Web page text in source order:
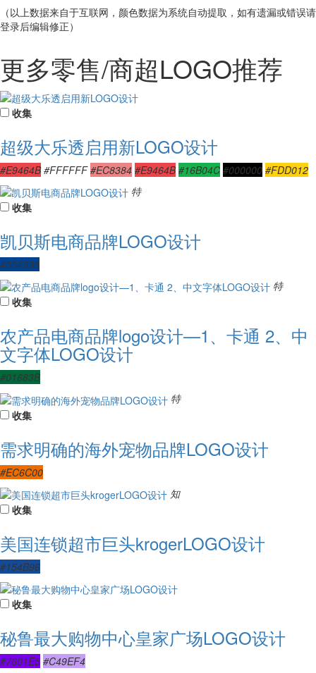
（以上数据来自于互联网，颜色数据为系统自动提取，如有遗漏或错误请
登录后编辑修正）
更多零售/商超LOGO推荐
收集
超级大乐透启用新LOGO设计
#E9464B #FFFFFF #EC8384 #E9464B #16B04C #000000 #FDD012
特
收集
凯贝斯电商品牌LOGO设计
#004290
特
收集
农产品电商品牌logo设计—1、卡通 2、中
文字体LOGO设计
#01683B
特
收集
需求明确的海外宠物品牌LOGO设计
#EC6C00
知
收集
美国连锁超市巨头krogerLOGO设计
#154B96
收集
秘鲁最大购物中心皇家广场LOGO设计
#7601E5 #C49EF4